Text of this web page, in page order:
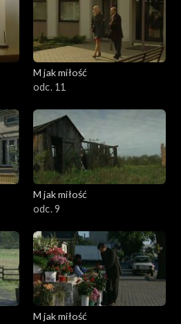
M jak miłość
odc. 11
M jak miłość
odc. 9
M jak miłość